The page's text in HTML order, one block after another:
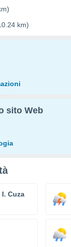
km)
sito Web
Cuza